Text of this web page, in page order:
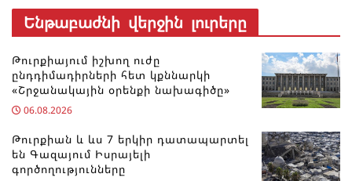
Ենթաբաժնի վերջին լուրերը
Թուրքիայում իշխող ուժը
ընդդիմադիրների հետ կքննարկի
«Շրջանակային օրենքի նախագիծը»
06.08.2026
Թուրքիան և ևս 7 երկիր դատապարտել
են Գազայում Իսրայելի
գործողությունները